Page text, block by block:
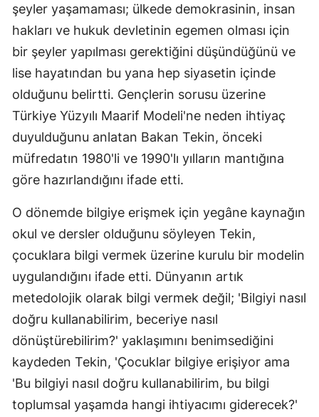
şeyler yaşamaması; ülkede demokrasinin, insan
hakları ve hukuk devletinin egemen olması için
bir şeyler yapılması gerektiğini düşündüğünü ve
lise hayatından bu yana hep siyasetin içinde
olduğunu belirtti. Gençlerin sorusu üzerine
Türkiye Yüzyılı Maarif Modeli'ne neden ihtiyaç
duyulduğunu anlatan Bakan Tekin, önceki
müfredatın 1980'li ve 1990'lı yılların mantığına
göre hazırlandığını ifade etti.
O dönemde bilgiye erişmek için yegâne kaynağın
okul ve dersler olduğunu söyleyen Tekin,
çocuklara bilgi vermek üzerine kurulu bir modelin
uygulandığını ifade etti. Dünyanın artık
metedolojik olarak bilgi vermek değil; 'Bilgiyi nasıl
doğru kullanabilirim, beceriye nasıl
dönüştürebilirim?' yaklaşımını benimsediğini
kaydeden Tekin, 'Çocuklar bilgiye erişiyor ama
'Bu bilgiyi nasıl doğru kullanabilirim, bu bilgi
toplumsal yaşamda hangi ihtiyacımı giderecek?'